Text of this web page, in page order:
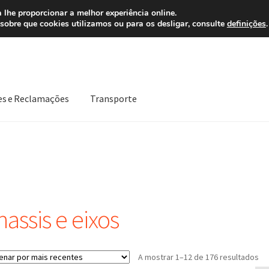
EUR Ligue
e Reclamações Transporte
e eixos
A mostrar 1–12 de 176 resultados
proporcionar a melhor experiência online.
que cookies utilizamos ou para os desligar, consulte definições.